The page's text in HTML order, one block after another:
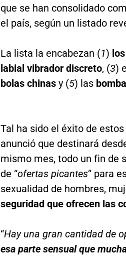
que se han consolidado
el país, según un listado
La lista la encabezan (1)
labial vibrador discreto, (3)
bolas chinasy (5) las
Tal ha sido el éxito de
anunció que destinará
mismo mes, todo un fin de
de “ofertas picantes” para
sexualidad de hombres,
seguridad que ofrecen las
“Hay una gran cantidad de
esa parte sensual que